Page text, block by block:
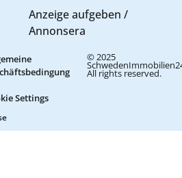
Anzeige aufgeben /
Annonsera
© 2025
All rights reserved.
Settings